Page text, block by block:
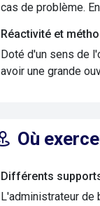
cas de problème.
Réactivité et
Doté d'un sens de
avoir une grande
Où
Différents
L'administrateur